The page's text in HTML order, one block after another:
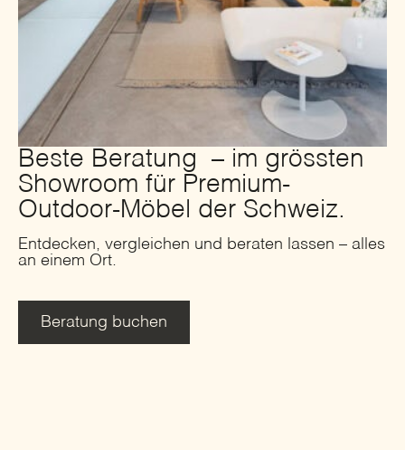
Beste Beratung – im grössten
Showroom für Premium-
Outdoor-Möbel der Schweiz.
Entdecken, vergleichen und beraten lassen – alles
an einem Ort.
Beratung buchen